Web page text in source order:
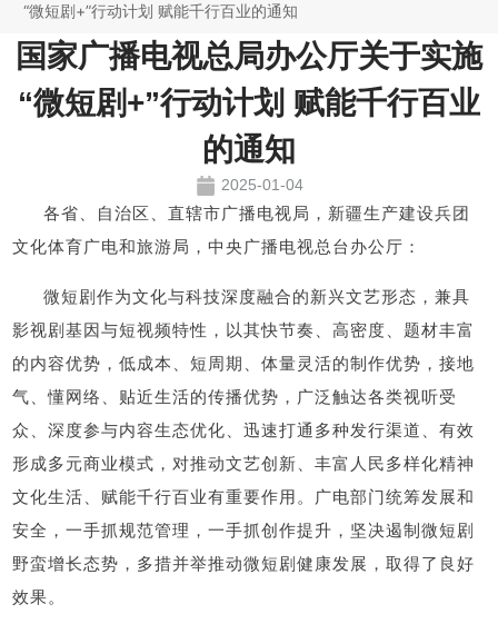
“微短剧+”行动计划 赋能千行百业的通知
国家广播电视总局办公厅关于实施
“微短剧+”行动计划 赋能千行百业
的通知
2025-01-04
各省、自治区、直辖市广播电视局，新疆生产建设兵团
文化体育广电和旅游局，中央广播电视总台办公厅：
微短剧作为文化与科技深度融合的新兴文艺形态，兼具
影视剧基因与短视频特性，以其快节奏、高密度、题材丰富
的内容优势，低成本、短周期、体量灵活的制作优势，接地
气、懂网络、贴近生活的传播优势，广泛触达各类视听受
众、深度参与内容生态优化、迅速打通多种发行渠道、有效
形成多元商业模式，对推动文艺创新、丰富人民多样化精神
文化生活、赋能千行百业有重要作用。广电部门统筹发展和
安全，一手抓规范管理，一手抓创作提升，坚决遏制微短剧
野蛮增长态势，多措并举推动微短剧健康发展，取得了良好
效果。